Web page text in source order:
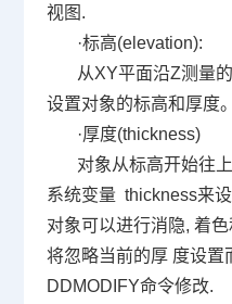
视图 .
·标高(elevation):
从XY平面沿Z测量的
设置对象的标高和厚度。
·厚度(thickness)
对象从标高开始往
系统变量 thickness来
对象可以进行消隐, 着色
将忽略当前的厚 度设置
DDMODIFY命令修改.